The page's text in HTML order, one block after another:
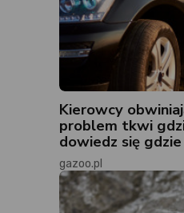
Kierowcy
problem tkwi
dowiedz się gdzie
gazoo.pl